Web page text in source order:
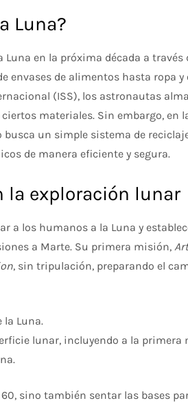
Luna?
en la próxima década a través
envases de alimentos hasta ropa y
(ISS), los astronautas
materiales. Sin embargo, en
busca un simple sistema de
de manera eficiente y segura.
la exploración lunar
a los humanos a la Luna y
a Marte. Su primera misión,
, sin tripulación, preparando el
la Luna.
lunar, incluyendo a la primera
sino también sentar las bases